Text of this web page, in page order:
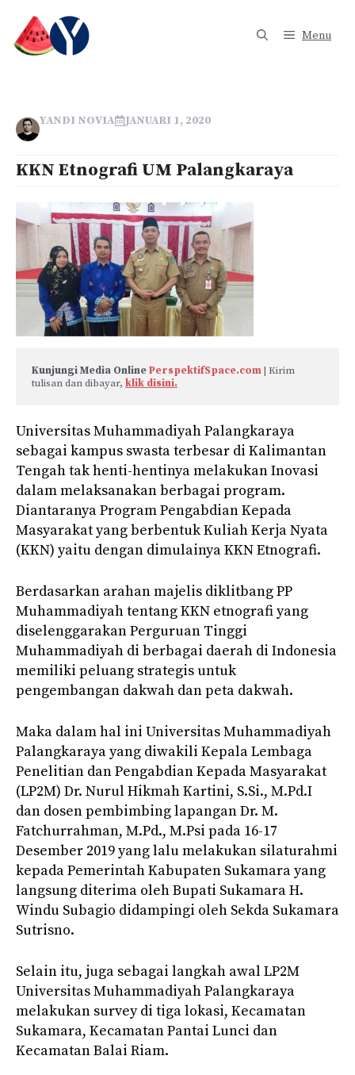
Menu
YANDI NOVIA JANUARI 1, 2020
KKN Etnografi UM Palangkaraya
Kunjungi Media Online PerspektifSpace.com | Kirim
tulisan dan dibayar, klik disini.
Universitas Muhammadiyah Palangkaraya
sebagai kampus swasta terbesar di Kalimantan
Tengah tak henti-hentinya melakukan Inovasi
dalam melaksanakan berbagai program.
Diantaranya Program Pengabdian Kepada
Masyarakat yang berbentuk Kuliah Kerja Nyata
(KKN) yaitu dengan dimulainya KKN Etnografi.
Berdasarkan arahan majelis diklitbang PP
Muhammadiyah tentang KKN etnografi yang
diselenggarakan Perguruan Tinggi
Muhammadiyah di berbagai daerah di Indonesia
memiliki peluang strategis untuk
pengembangan dakwah dan peta dakwah.
Maka dalam hal ini Universitas Muhammadiyah
Palangkaraya yang diwakili Kepala Lembaga
Penelitian dan Pengabdian Kepada Masyarakat
(LP2M) Dr. Nurul Hikmah Kartini, S.Si., M.Pd.I
dan dosen pembimbing lapangan Dr. M.
Fatchurrahman, M.Pd., M.Psi pada 16-17
Desember 2019 yang lalu melakukan silaturahmi
kepada Pemerintah Kabupaten Sukamara yang
langsung diterima oleh Bupati Sukamara H.
Windu Subagio didampingi oleh Sekda Sukamara
Sutrisno.
Selain itu, juga sebagai langkah awal LP2M
Universitas Muhammadiyah Palangkaraya
melakukan survey di tiga lokasi, Kecamatan
Sukamara, Kecamatan Pantai Lunci dan
Kecamatan Balai Riam.